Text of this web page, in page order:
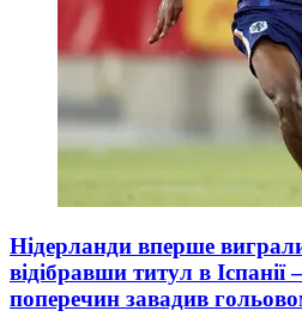
Нідерланди вперше
відібравши титул в Іспанії
поперечин завадив